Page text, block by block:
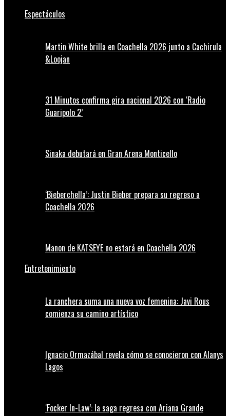
Espectáculos
Martin White brilla en Coachella 2026 junto a Cachirula
&Loojan
31 Minutos confirma gira nacional 2026 con ‘Radio
Guaripolo 2’
Sinaka debutará en Gran Arena Monticello
‘Bieberchella’: Justin Bieber prepara su regreso a
Coachella 2026
Manon de KATSEYE no estará en Coachella 2026
Entretenimiento
La ranchera suma una nueva voz femenina: Javi Rous
comienza su camino artístico
Ignacio Ormazábal revela cómo se conocieron con Alanys
Lagos
‘Focker In-Law’: la saga regresa con Ariana Grande